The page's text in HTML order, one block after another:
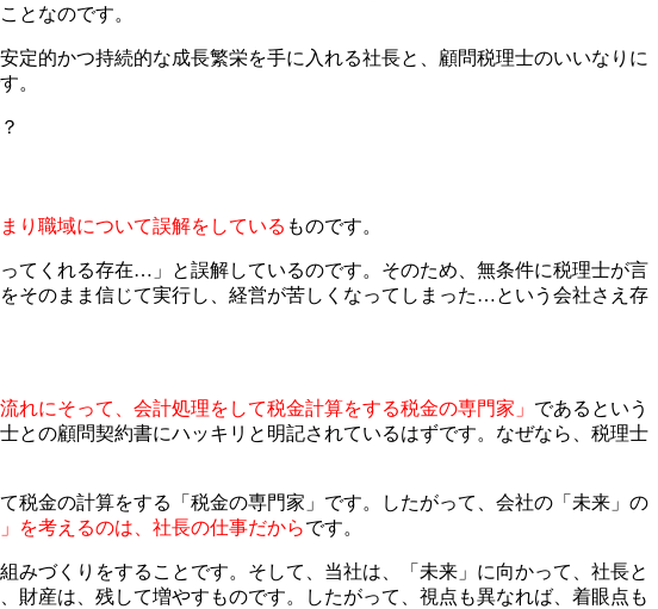
となのです。
定的かつ持続的な成長繁栄を手に入れる社長と、顧問税理士のいいなりに
。
り職域について誤解をしている ものです。
てくれる存在…」と誤解しているのです。そのため、無条件に税理士が言
そのまま信じて実行し、経営が苦しくなってしまった…という会社さえ存
れにそって、会計処理をして税金計算をする税金の専門家」 であるという
との顧問契約書にハッキリと明記されているはずです。なぜなら、税理士
税金の計算をする「税金の専門家」です。したがって、会社の「未来」の
を考えるのは、社長の仕事だからです。
づくりをすることです。そして、当社は、「未来」に向かって、社長と
産は、残して増やすものです。したがって、視点も異なれば、着眼点も